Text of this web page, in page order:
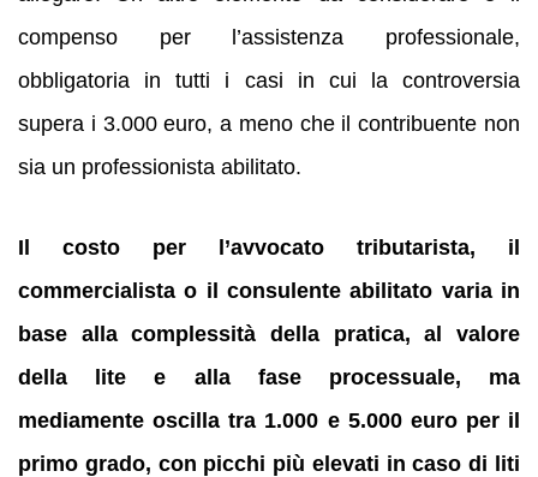
compenso per l’assistenza professionale,
obbligatoria in tutti i casi in cui la controversia
supera i 3.000 euro, a meno che il contribuente non
sia un professionista abilitato.
Il costo per l’avvocato tributarista, il
commercialista o il consulente abilitato varia in
base alla complessità della pratica, al valore
della lite e alla fase processuale, ma
mediamente oscilla tra 1.000 e 5.000 euro per il
primo grado, con picchi più elevati in caso di liti